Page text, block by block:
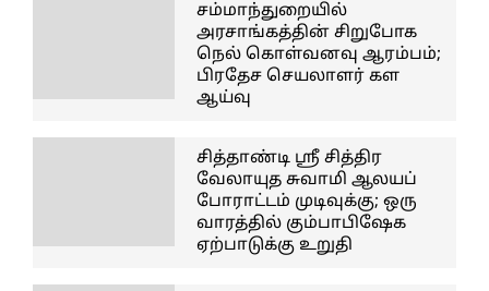
சம்மாந்துறையில்
அரசாங்கத்தின் சிறுபோக
நெல் கொள்வனவு ஆரம்பம்;
பிரதேச செயலாளர் கள
ஆய்வு
சித்தாண்டி ஸ்ரீ சித்திர
வேலாயுத சுவாமி ஆலயப்
போராட்டம் முடிவுக்கு; ஒரு
வாரத்தில் கும்பாபிஷேக
ஏற்பாடுக்கு உறுதி